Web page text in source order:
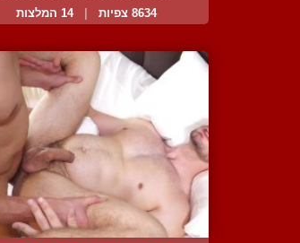
8634 צפיות 14 המלצות